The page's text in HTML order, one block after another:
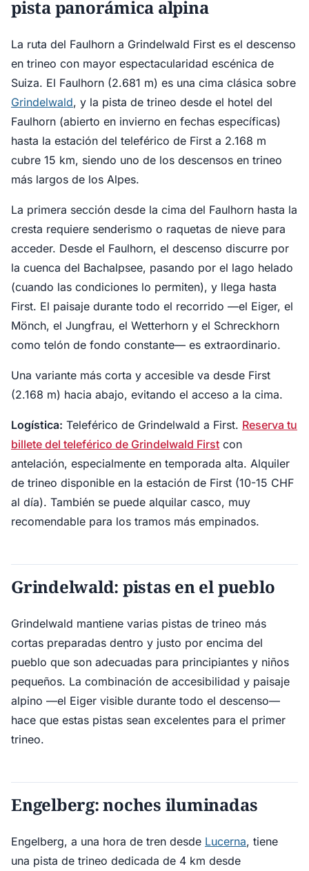
pista panorámica alpina
La ruta del Faulhorn a Grindelwald First es el descenso
en trineo con mayor espectacularidad escénica de
Suiza. El Faulhorn (2.681 m) es una cima clásica sobre
Grindelwald, y la pista de trineo desde el hotel del
Faulhorn (abierto en invierno en fechas específicas)
hasta la estación del teleférico de First a 2.168 m
cubre 15 km, siendo uno de los descensos en trineo
más largos de los Alpes.
La primera sección desde la cima del Faulhorn hasta la
cresta requiere senderismo o raquetas de nieve para
acceder. Desde el Faulhorn, el descenso discurre por
la cuenca del Bachalpsee, pasando por el lago helado
(cuando las condiciones lo permiten), y llega hasta
First. El paisaje durante todo el recorrido —el Eiger, el
Mönch, el Jungfrau, el Wetterhorn y el Schreckhorn
como telón de fondo constante— es extraordinario.
Una variante más corta y accesible va desde First
(2.168 m) hacia abajo, evitando el acceso a la cima.
Logística: Teleférico de Grindelwald a First. Reserva tu
billete del teleférico de Grindelwald First con
antelación, especialmente en temporada alta. Alquiler
de trineo disponible en la estación de First (10-15 CHF
al día). También se puede alquilar casco, muy
recomendable para los tramos más empinados.
Grindelwald: pistas en el pueblo
Grindelwald mantiene varias pistas de trineo más
cortas preparadas dentro y justo por encima del
pueblo que son adecuadas para principiantes y niños
pequeños. La combinación de accesibilidad y paisaje
alpino —el Eiger visible durante todo el descenso—
hace que estas pistas sean excelentes para el primer
trineo.
Engelberg: noches iluminadas
Engelberg, a una hora de tren desde Lucerna, tiene
una pista de trineo dedicada de 4 km desde